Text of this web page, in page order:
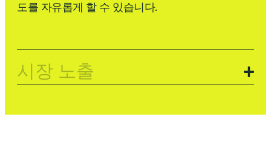
도를 자유롭게 할 수 있습니다.
시장 노출